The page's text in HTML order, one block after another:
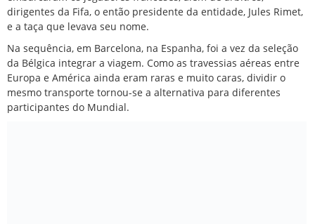
dirigentes da Fifa, o então presidente da entidade, Jules Rimet,
e a taça que levava seu nome.
Na sequência, em Barcelona, na Espanha, foi a vez da seleção
da Bélgica integrar a viagem. Como as travessias aéreas entre
Europa e América ainda eram raras e muito caras, dividir o
mesmo transporte tornou-se a alternativa para diferentes
participantes do Mundial.